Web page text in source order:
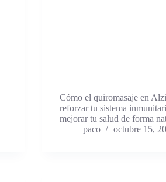
Cómo el quiromasaje en
reforzar tu sistema
mejorar tu salud de forma
paco
octubre 15,